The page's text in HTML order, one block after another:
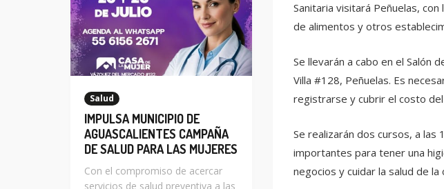
Sanitaria visitará Peñuelas,
de alimentos y otros
Se llevarán a cabo en el Salón
Villa #128, Peñuelas. Es
registrarse y cubrir el costo
Se realizarán dos cursos, a las
importantes para tener una
negocios y cuidar la salud de la
Salud
IMPULSA MUNICIPIO DE
AGUASCALIENTES CAMPAÑA
DE SALUD PARA LAS MUJERES
Con el compromiso de acercar
servicios de salud preventiva a las